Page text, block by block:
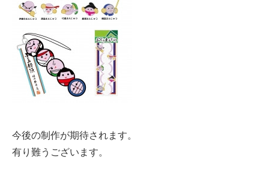
今後の制作が期待されます。
有り難うございます。